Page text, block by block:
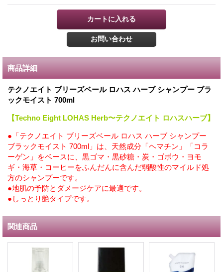
商品詳細
テクノエイト ブリーズベール ロハス ハーブ シャンプー ブラ
ックモイスト 700ml
【Techno Eight LOHAS Herb〜テクノエイト ロハスハーブ】
●「テクノエイト ブリーズベール ロハス ハーブ シャンプー
ブラックモイスト 700ml」は、天然成分「ヘマチン」「コラ
ーゲン」をベースに、黒ゴマ・黒砂糖・炭・ゴボウ・ヨモ
ギ・海草・コーヒーをふんだんに含んだ弱酸性のマイルド処
方のシャンプーです。
●地肌の予防とダメージケアに最適です。
●しっとり艶タイプです。
関連商品